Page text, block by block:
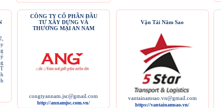
CÔNG TY CỔ PHẦN ĐẦU
TƯ XÂY DỰNG VÀ
THƯƠNG MẠI AN NAM
congtyannam.jsc@gmail.com
http://annamjsc.com.vn/
Vận Tải Năm Sao
vantainamsao.vn@gmail.com
https://vantainamsao.vn/